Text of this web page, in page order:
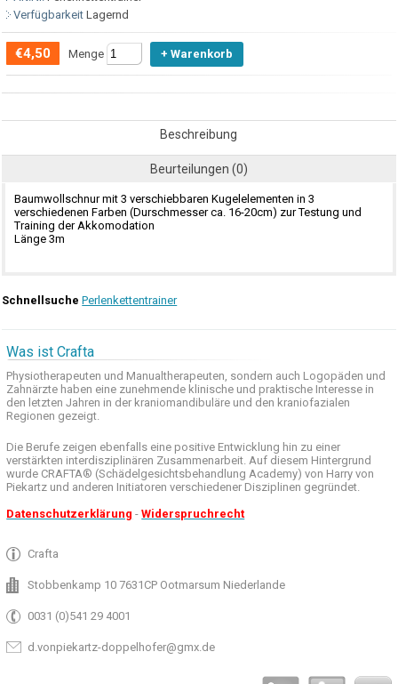
Verfügbarkeit Lagernd
€4,50 Menge
Beschreibung
Beurteilungen (0)
Baumwollschnur mit 3 verschiebbaren Kugelelementen in 3
verschiedenen Farben (Durschmesser ca. 16-20cm) zur Testung und
Training der Akkomodation
Länge 3m
Schnellsuche Perlenkettentrainer
Was ist Crafta
Physiotherapeuten und Manualtherapeuten, sondern auch Logopäden und
Zahnärzte haben eine zunehmende klinische und praktische Interesse in
den letzten Jahren in der kraniomandibuläre und den kraniofazialen
Regionen gezeigt.
Die Berufe zeigen ebenfalls eine positive Entwicklung hin zu einer
verstärkten interdisziplinären Zusammenarbeit. Auf diesem Hintergrund
wurde CRAFTA® (Schädelgesichtsbehandlung Academy) von Harry von
Piekartz und anderen Initiatoren verschiedener Disziplinen gegründet.
Datenschutzerklärung -Widerspruchrecht
Crafta
Stobbenkamp 10 7631CP Ootmarsum Niederlande
0031 (0)541 29 4001
d.vonpiekartz-doppelhofer@gmx.de